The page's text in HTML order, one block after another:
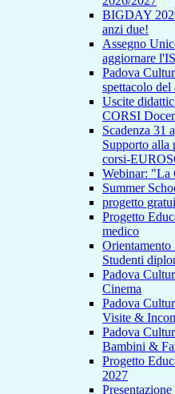
BIGDAY
anzi due!
Assegno
aggiornare
Padova
spettacolo
Uscite
CORSI
Scadenza 31
Supporto alla
corsi-
Webinar: "La
Summer
progetto
Progetto
medico
Studenti
Padova
Cinema
Padova
Visite &
Padova
Bambini &
Progetto
2027